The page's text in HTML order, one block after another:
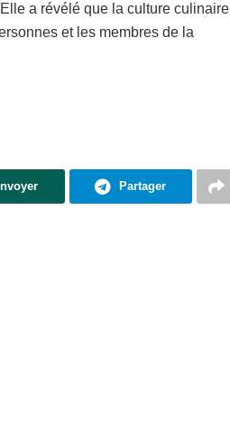
a révélé que la culture culinaire
et les membres de la
Partager